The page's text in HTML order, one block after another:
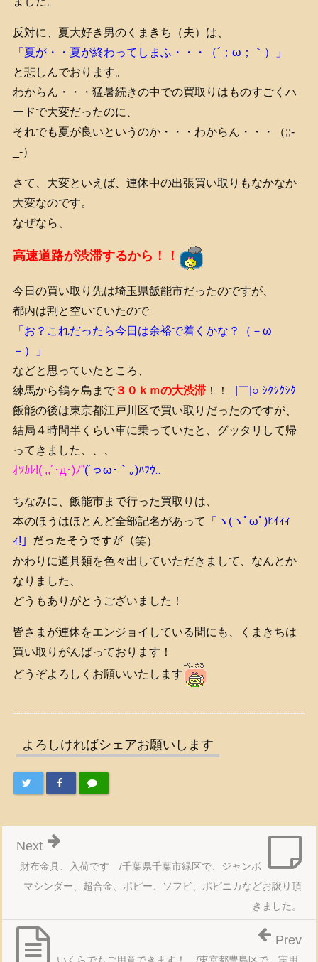
反対に、夏大好き男のくまきち（夫）は、
「夏が・・夏が終わってしまふ・・・（´；ω；｀）」
と悲しんでおります。
わからん・・・猛暑続きの中での買取りはものすごくハ
ードで大変だったのに、
それでも夏が良いというのか・・・わからん・・・（;;-
_-）
さて、大変といえば、連休中の出張買い取りもなかなか
大変なのです。
なぜなら、
高速道路が渋滞するから！！
今日の買い取り先は埼玉県飯能市だったのですが、
都内は割と空いていたので
「お？これだったら今日は余裕で着くかな？（－ω
－）」
などと思っていたところ、
練馬から鶴ヶ島まで３０ｋｍの大渋滞！！
_|￣|○ ｼｸｼｸｼｸ
飯能の後は東京都江戸川区で買い取りだったのですが、
結局４時間半くらい車に乗っていたと、グッタリして帰
ってきました、、、
ｵﾂｶﾚ!( ,,´･д･)ﾉ”(´っω･｀｡)ﾊﾌｳ‥
ちなみに、飯能市まで行った買取りは、
本のほうはほとんど全部記名があって
「ヽ(ヽﾟωﾟ)ﾋｲｨｨ
ｨ!」 だったそうですが（笑）
かわりに道具類を色々出していただきまして、なんとか
なりました、
どうもありがとうございました！
皆さまが連休をエンジョイしている間にも、くまきちは
買い取りがんばっております！
どうぞよろしくお願いいたします
よろしければシェアお願いします
財布金具、入荷です /千葉県千葉市緑区で、ジャンボ
マシンダー、超合金、ポピー、ソフビ、ポピニカなどお譲り頂
きました。
Next
いくらでもご用意できます！ /東京都豊島区で、実用
Prev